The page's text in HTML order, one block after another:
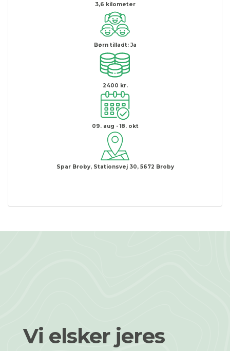
3,6 kilometer
Børn tilladt: Ja
2400 kr.
09. aug - 18. okt
Spar Broby, Stationsvej 30, 5672 Broby
Vi elsker jeres